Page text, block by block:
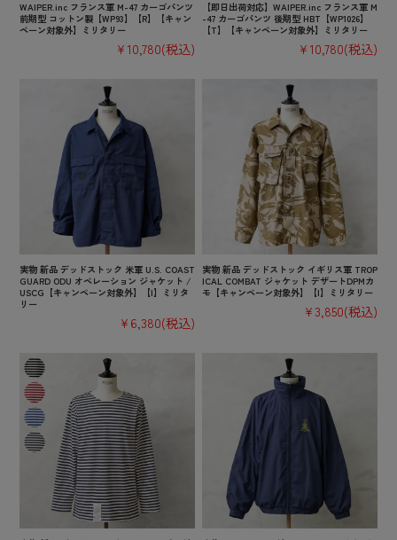
WAIPER.inc フランス軍 M-47 カーゴパンツ
前期型 コットン製【WP93】【R】【キャン
ペーン対象外】ミリタリー
¥10,780(税込)
【即日出荷対応】WAIPER.inc フランス軍 M
-47 カーゴパンツ 後期型 HBT【WP1026】
【T】【キャンペーン対象外】ミリタリー
¥10,780(税込)
実物 新品 デッドストック 米軍 U.S. COAST
GUARD ODU オペレーション ジャケット /
USCG【キャンペーン対象外】【I】ミリタ
リー
¥6,380(税込)
実物 新品 デッドストック イギリス軍 TROP
ICAL COMBAT ジャケット デザートDPMカ
モ【キャンペーン対象外】【I】ミリタリー
¥3,850(税込)